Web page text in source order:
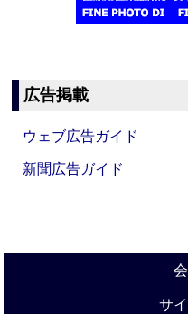
広告掲載
ウェブ広告ガイド
新聞広告ガイド
サ